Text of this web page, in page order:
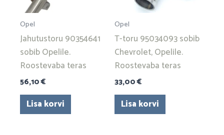
Opel
Jahutustoru 90354641
sobib Opelile.
Roostevaba teras
56,10€
Lisa korvi
Opel
T-toru 95034093 sobib
Chevrolet, Opelile.
Roostevaba teras
33,00€
Lisa korvi